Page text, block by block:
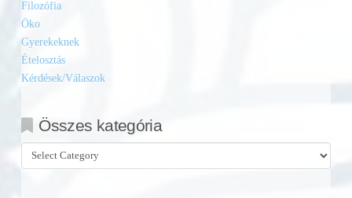
Filozófia
Öko
Gyerekeknek
Ételosztás
Kérdések/Válaszok
Összes kategória
Összes
kategória